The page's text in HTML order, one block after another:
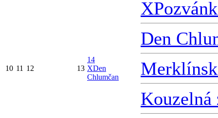
10 11 12 13
14
XDen
Chlumčan
X
Den
Kouzelná